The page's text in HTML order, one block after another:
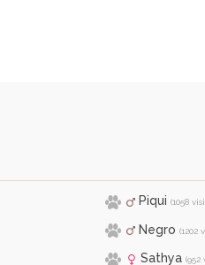
Piqui (1058
Negro (1202
Sathya (952